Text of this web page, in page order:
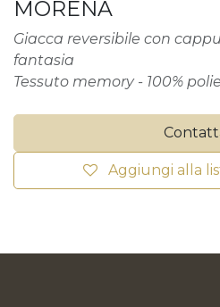
MORENA
Giacca reversibile con
fantasia
Tessuto memory - 100%
Aggiungi alla